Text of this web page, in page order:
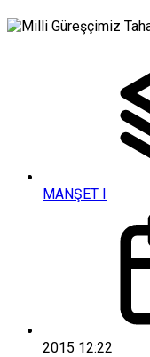
MANŞET I
2015 12:22